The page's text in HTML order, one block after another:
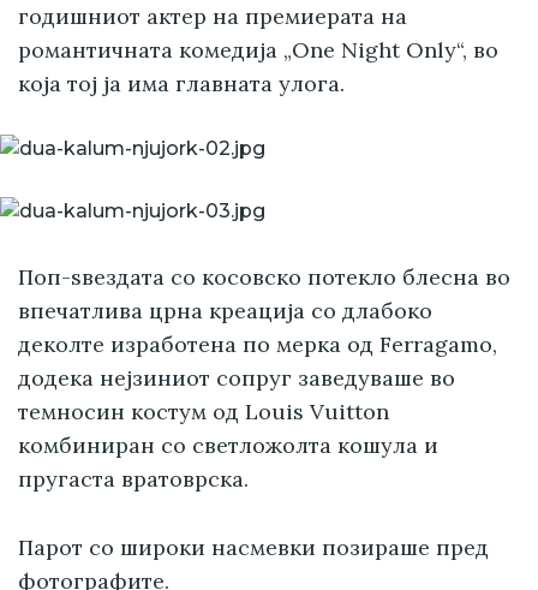
годишниот актер на премиерата на
романтичната комедија „One Night Only“, во
која тој ја има главната улога.
Поп-ѕвездата со косовско потекло блесна во
впечатлива црна креација со длабоко
деколте изработена по мерка од Ferragamo,
додека нејзиниот сопруг заведуваше во
темносин костум од Louis Vuitton
комбиниран со светложолта кошула и
пругаста вратоврска.
Парот со широки насмевки позираше пред
фотографите.